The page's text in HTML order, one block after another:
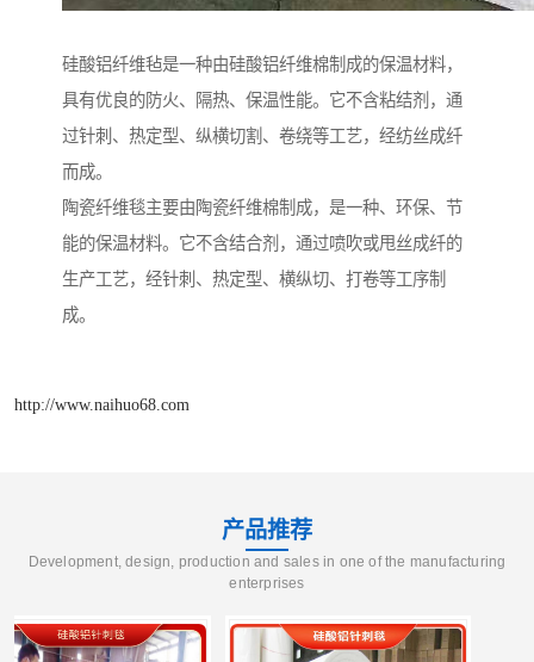
硅酸铝纤维毡是一种由硅酸铝纤维棉制成的保温材料，
具有优良的防火、隔热、保温性能。它不含粘结剂，通
过针刺、热定型、纵横切割、卷绕等工艺，经纺丝成纤
而成。
陶瓷纤维毯主要由陶瓷纤维棉制成，是一种、环保、节
能的保温材料。它不含结合剂，通过喷吹或甩丝成纤的
生产工艺，经针刺、热定型、横纵切、打卷等工序制
成。
http://www.naihuo68.com
产品推荐
Development, design, production and sales in one of the manufacturing
enterprises